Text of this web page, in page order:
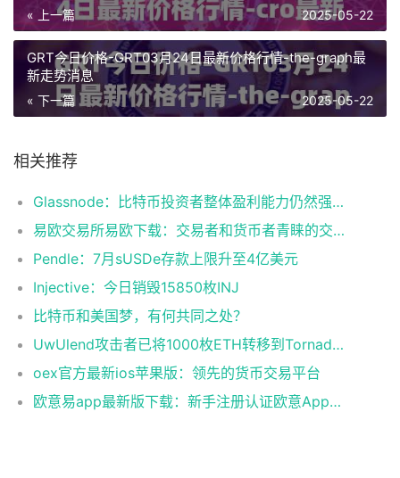
« 上一篇 2025-05-22
GRT今日价格-GRT03月24日最新价格行情-the-graph最
新走势消息
« 下一篇 2025-05-22
相关推荐
Glassnode：比特币投资者整体盈利能力仍然强劲，更大的波动即将到来
易欧交易所易欧下载：交易者和货币者青睐的交易平台
Pendle：7月sUSDe存款上限升至4亿美元
Injective：今日销毁15850枚INJ
比特币和美国梦，有何共同之处？
UwUlend攻击者已将1000枚ETH转移到Tornado Cash
oex官方最新ios苹果版：领先的货币交易平台
欧意易app最新版下载：新手注册认证欧意App下载操作教程